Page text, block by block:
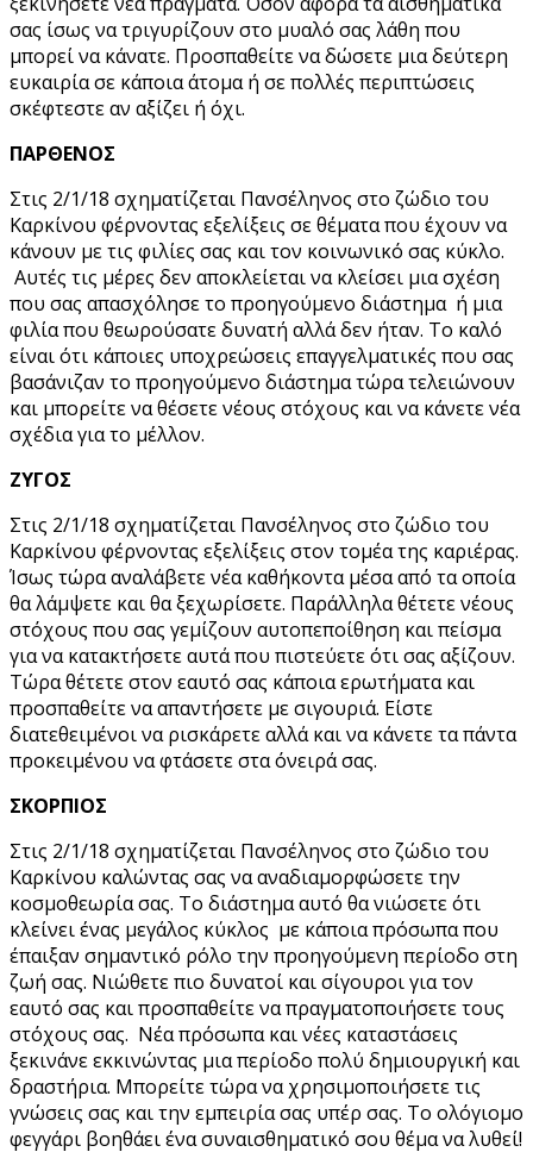
σας ίσως να τριγυρίζουν στο μυαλό σας λάθη που
μπορεί να κάνατε. Προσπαθείτε να δώσετε μια δεύτερη
ευκαιρία σε κάποια άτομα ή σε πολλές περιπτώσεις
σκέφτεστε αν αξίζει ή όχι.
ΠΑΡΘΕΝΟΣ
Στις 2/1/18 σχηματίζεται Πανσέληνος στο ζώδιο του
Καρκίνου φέρνοντας εξελίξεις σε θέματα που έχουν να
κάνουν με τις φιλίες σας και τον κοινωνικό σας κύκλο.
Αυτές τις μέρες δεν αποκλείεται να κλείσει μια σχέση
που σας απασχόλησε το προηγούμενο διάστημα ή μια
φιλία που θεωρούσατε δυνατή αλλά δεν ήταν. Το καλό
είναι ότι κάποιες υποχρεώσεις επαγγελματικές που σας
βασάνιζαν το προηγούμενο διάστημα τώρα τελειώνουν
και μπορείτε να θέσετε νέους στόχους και να κάνετε νέα
σχέδια για το μέλλον.
ΖΥΓΟΣ
Στις 2/1/18 σχηματίζεται Πανσέληνος στο ζώδιο του
Καρκίνου φέρνοντας εξελίξεις στον τομέα της καριέρας.
Ίσως τώρα αναλάβετε νέα καθήκοντα μέσα από τα οποία
θα λάμψετε και θα ξεχωρίσετε. Παράλληλα θέτετε νέους
στόχους που σας γεμίζουν αυτοπεποίθηση και πείσμα
για να κατακτήσετε αυτά που πιστεύετε ότι σας αξίζουν.
Τώρα θέτετε στον εαυτό σας κάποια ερωτήματα και
προσπαθείτε να απαντήσετε με σιγουριά. Είστε
διατεθειμένοι να ρισκάρετε αλλά και να κάνετε τα πάντα
προκειμένου να φτάσετε στα όνειρά σας.
ΣΚΟΡΠΙΟΣ
Στις 2/1/18 σχηματίζεται Πανσέληνος στο ζώδιο του
Καρκίνου καλώντας σας να αναδιαμορφώσετε την
κοσμοθεωρία σας. Το διάστημα αυτό θα νιώσετε ότι
κλείνει ένας μεγάλος κύκλος με κάποια πρόσωπα που
έπαιξαν σημαντικό ρόλο την προηγούμενη περίοδο στη
ζωή σας. Νιώθετε πιο δυνατοί και σίγουροι για τον
εαυτό σας και προσπαθείτε να πραγματοποιήσετε τους
στόχους σας. Νέα πρόσωπα και νέες καταστάσεις
ξεκινάνε εκκινώντας μια περίοδο πολύ δημιουργική και
δραστήρια. Μπορείτε τώρα να χρησιμοποιήσετε τις
γνώσεις σας και την εμπειρία σας υπέρ σας. Το ολόγιομο
φεγγάρι βοηθάει ένα συναισθηματικό σου θέμα να λυθεί!